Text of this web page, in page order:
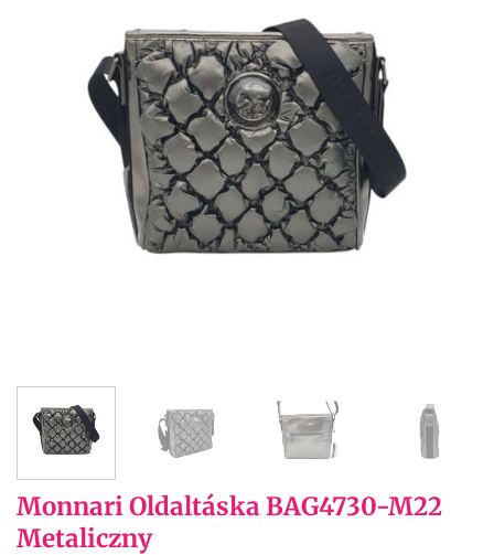
Monnari Oldaltáska BAG4730-M22
Metaliczny